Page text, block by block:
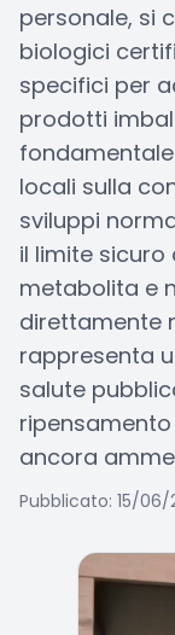
personale, si
biologici
specifici per
prodotti
locali sulla
sviluppi
il limite sicuro
metabolita e
direttamente
rappresenta
salute
ancora
Pubblicato: 15/06/